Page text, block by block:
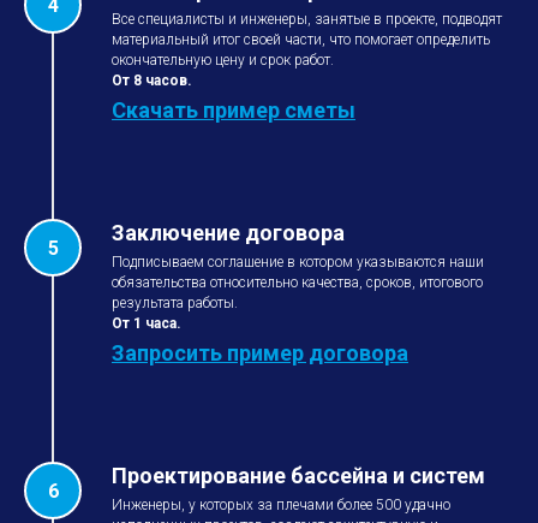
Все специалисты и инженеры, занятые в проекте, подводят
материальный итог своей части, что помогает определить
окончательную цену и срок работ.
От 8 часов.
Скачать пример сметы
Заключение договора
Подписываем соглашение в котором указываются наши
обязательства относительно качества, сроков, итогового
результата работы.
От 1 часа.
Запросить пример договора
Проектирование бассейна и систем
Инженеры, у которых за плечами более 500 удачно